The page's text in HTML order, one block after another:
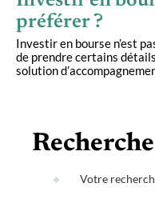
préférer ?
Investir en bourse n’est
de prendre certains
solution
Recherche